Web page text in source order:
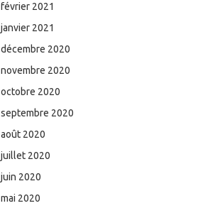
février 2021
janvier 2021
décembre 2020
novembre 2020
octobre 2020
septembre 2020
août 2020
juillet 2020
juin 2020
mai 2020